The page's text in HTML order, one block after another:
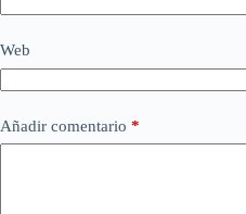
Web
Añadir comentario *